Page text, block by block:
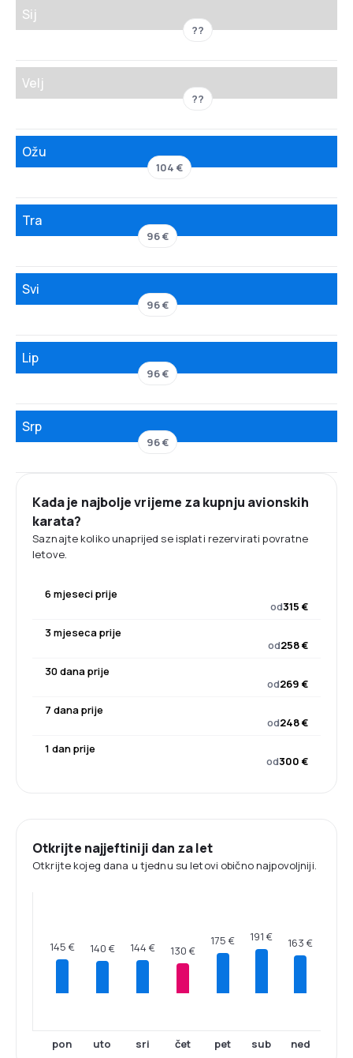
Sij
??
Velj
??
Ožu
104 €
Tra
96 €
Svi
96 €
Lip
96 €
Srp
96 €
Kada je najbolje vrijeme za kupnju avionskih
karata?
Saznajte koliko unaprijed se isplati rezervirati povratne
letove.
6 mjeseci prije
od315 €
3 mjeseca prije
od258 €
30 dana prije
od269 €
7 dana prije
od248 €
1 dan prije
od300 €
Otkrijte najjeftiniji dan za let
Otkrijte kojeg dana u tjednu su letovi obično najpovoljniji.
145 €
pon
140 €
uto
144 €
sri
130 €
čet
175 €
pet
191 €
sub
163 €
ned